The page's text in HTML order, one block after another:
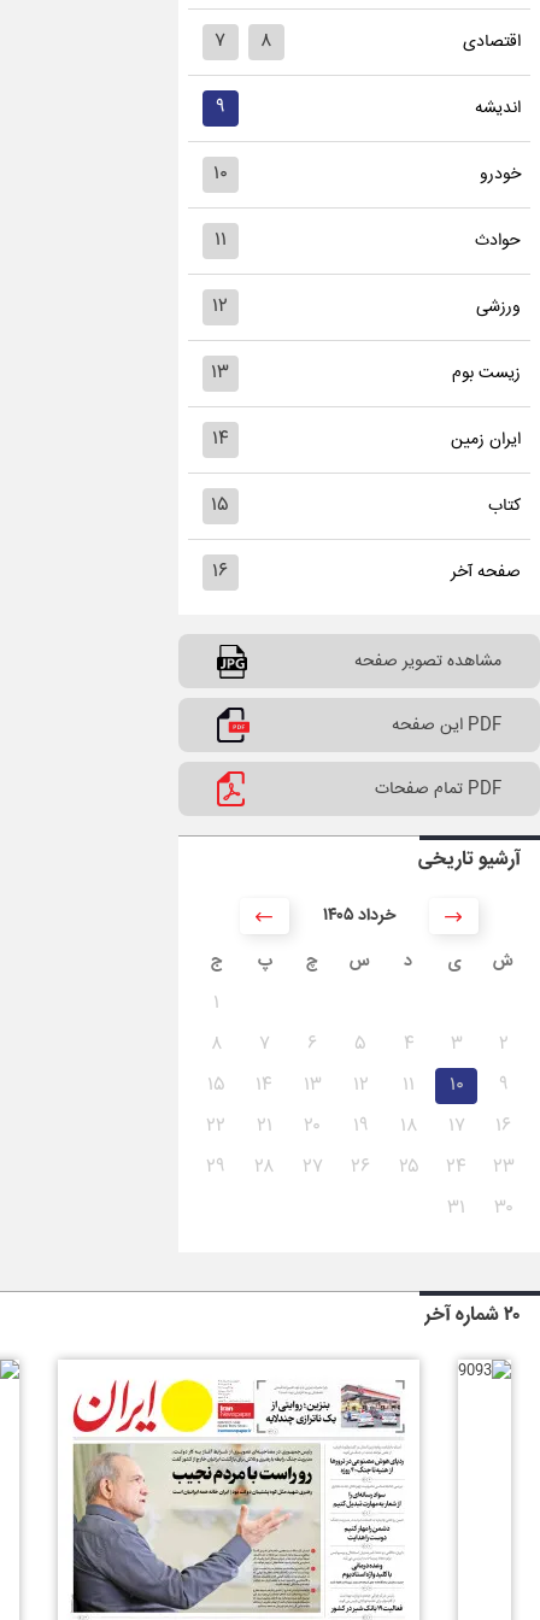
اقتصادی ۷ ۸
اندیشه ۹
خودرو ۱۰
حوادث ۱۱
ورزشی ۱۲
زیست بوم ۱۳
ایران زمین ۱۴
کتاب ۱۵
صفحه آخر ۱۶
مشاهده تصویر صفحه
PDF این صفحه
PDF تمام صفحات
آرشیو تاریخی
۱۴۰۵ خرداد
ش
ی د س چ پ ج
۱
۲
۳ ۴ ۵ ۶ ۷
۸
۹
۱۰ ۱۱ ۱۲ ۱۳ ۱۴
۱۵
۱۶
۱۷ ۱۸ ۱۹ ۲۰ ۲۱
۲۲
۲۳
۲۴ ۲۵ ۲۶ ۲۷ ۲۸
۲۹
۳۰
۳۱
۲۰ شماره آخر